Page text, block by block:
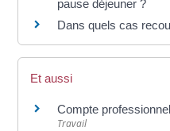
pause déjeuner ?
Dans quels cas
Et aussi
Compte
Travail